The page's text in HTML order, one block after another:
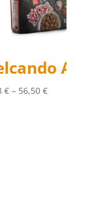
Adult
€Price range: 6,08 €